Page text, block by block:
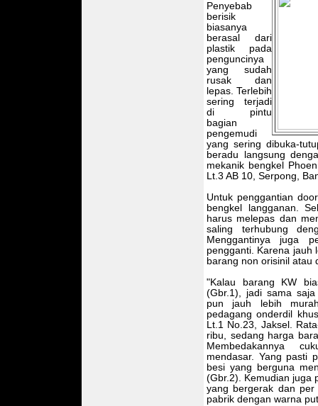
Penyebab
berisik
biasanya
berasal dari
plastik pada
penguncinya
yang sudah
rusak dan
lepas. Terlebih
sering terjadi
di pintu
bagian
pengemudi
yang sering dibuka-
beradu langsung
mekanik bengkel
Lt.3 AB 10, Serpong,
Untuk penggantian
bengkel langganan.
harus melepas dan
saling terhubung
Menggantinya juga
pengganti. Karena jauh
barang non orisinil atau
"Kalau barang KW
(Gbr.1), jadi sama
pun jauh lebih
pedagang onderdil
Lt.1 No.23, Jaksel.
ribu, sedang harga
Membedakannya
mendasar. Yang pasti
besi yang berguna
(Gbr.2). Kemudian juga
yang bergerak dan per
pabrik dengan warna